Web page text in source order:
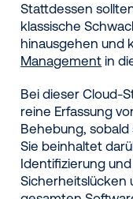
Stattdessen
klassische
hinausgehen und
Management in
Bei dieser Cloud-
reine Erfassung
Behebung,
Sie beinhaltet
Identifizierung
Sicherheitslücken